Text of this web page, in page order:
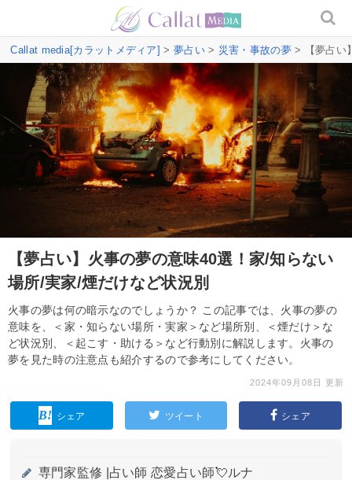
Callat media[カラットメディア] > 夢占い> 災害・事故の夢> 【夢占い
【夢占い】火事の夢の意味40選！家/知らない
場所/実家/煙だけなど状況別
火事の夢は何の暗示なのでしょうか？ この記事では、火事の夢の
意味を、＜家・知らない場所・実家＞など場所別、＜煙だけ＞な
ど状況別、＜起こす・助ける＞など行動別に解説します。火事の
夢を見た時の注意点も紹介するので参考にしてください。
2024年09月08日 更新
シェア ツイート シェア
専門家監修 | 占い師 恋愛占い師💘ルナ